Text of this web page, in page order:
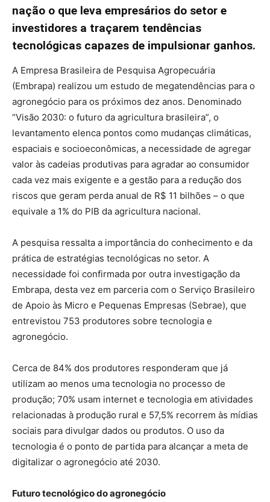
nação o que leva empresários do setor e
investidores a traçarem tendências
tecnológicas capazes de impulsionar ganhos.
A Empresa Brasileira de Pesquisa Agropecuária
(Embrapa) realizou um estudo de megatendências para o
agronegócio para os próximos dez anos. Denominado
“Visão 2030: o futuro da agricultura brasileira”, o
levantamento elenca pontos como mudanças climáticas,
espaciais e socioeconômicas, a necessidade de agregar
valor às cadeias produtivas para agradar ao consumidor
cada vez mais exigente e a gestão para a redução dos
riscos que geram perda anual de R$ 11 bilhões – o que
equivale a 1% do PIB da agricultura nacional.
A pesquisa ressalta a importância do conhecimento e da
prática de estratégias tecnológicas no setor. A
necessidade foi confirmada por outra investigação da
Embrapa, desta vez em parceria com o Serviço Brasileiro
de Apoio às Micro e Pequenas Empresas (Sebrae), que
entrevistou 753 produtores sobre tecnologia e
agronegócio.
Cerca de 84% dos produtores responderam que já
utilizam ao menos uma tecnologia no processo de
produção; 70% usam internet e tecnologia em atividades
relacionadas à produção rural e 57,5% recorrem às mídias
sociais para divulgar dados ou produtos. O uso da
tecnologia é o ponto de partida para alcançar a meta de
digitalizar o agronegócio até 2030.
Futuro tecnológico do agronegócio